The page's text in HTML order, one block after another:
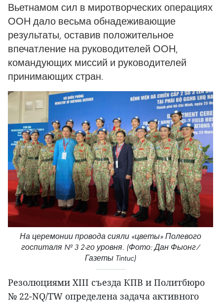
Вьетнамом сил в миротворческих операциях
ООН дало весьма обнадеживающие
результаты, оставив положительное
впечатление на руководителей ООН,
командующих миссий и руководителей
принимающих стран.
На церемонии провода сияли «цветы» Полевого
госпиталя № 3 2-го уровня. (Фото: Дан Фыонг/
Газеты Tintuc)
Резолюциями XIII съезда КПВ и Политбюро
№ 22-NQ/TW определена задача активного